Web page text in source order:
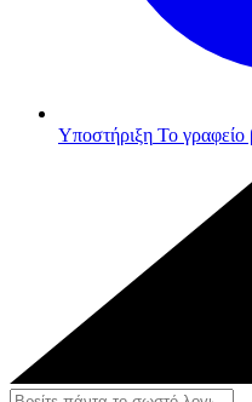
Υποστήριξη Το γραφείο